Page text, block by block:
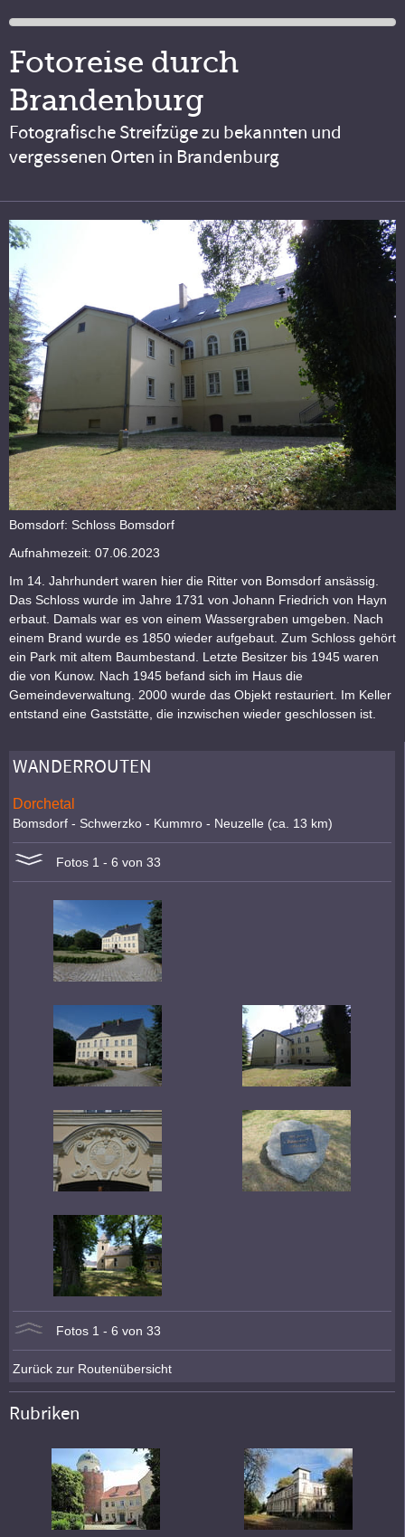
Fotoreise durch
Brandenburg
Fotografische Streifzüge zu bekannten und
vergessenen Orten in Brandenburg
Bomsdorf: Schloss Bomsdorf
Aufnahmezeit: 07.06.2023
Im 14. Jahrhundert waren hier die Ritter von Bomsdorf ansässig.
Das Schloss wurde im Jahre 1731 von Johann Friedrich von Hayn
erbaut. Damals war es von einem Wassergraben umgeben. Nach
einem Brand wurde es 1850 wieder aufgebaut. Zum Schloss gehört
ein Park mit altem Baumbestand. Letzte Besitzer bis 1945 waren
die von Kunow. Nach 1945 befand sich im Haus die
Gemeindeverwaltung. 2000 wurde das Objekt restauriert. Im Keller
entstand eine Gaststätte, die inzwischen wieder geschlossen ist.
WANDERROUTEN
Dorchetal
Bomsdorf - Schwerzko - Kummro - Neuzelle (ca. 13 km)
Fotos 1 - 6 von 33
Fotos 1 - 6 von 33
Zurück zur Routenübersicht
Rubriken